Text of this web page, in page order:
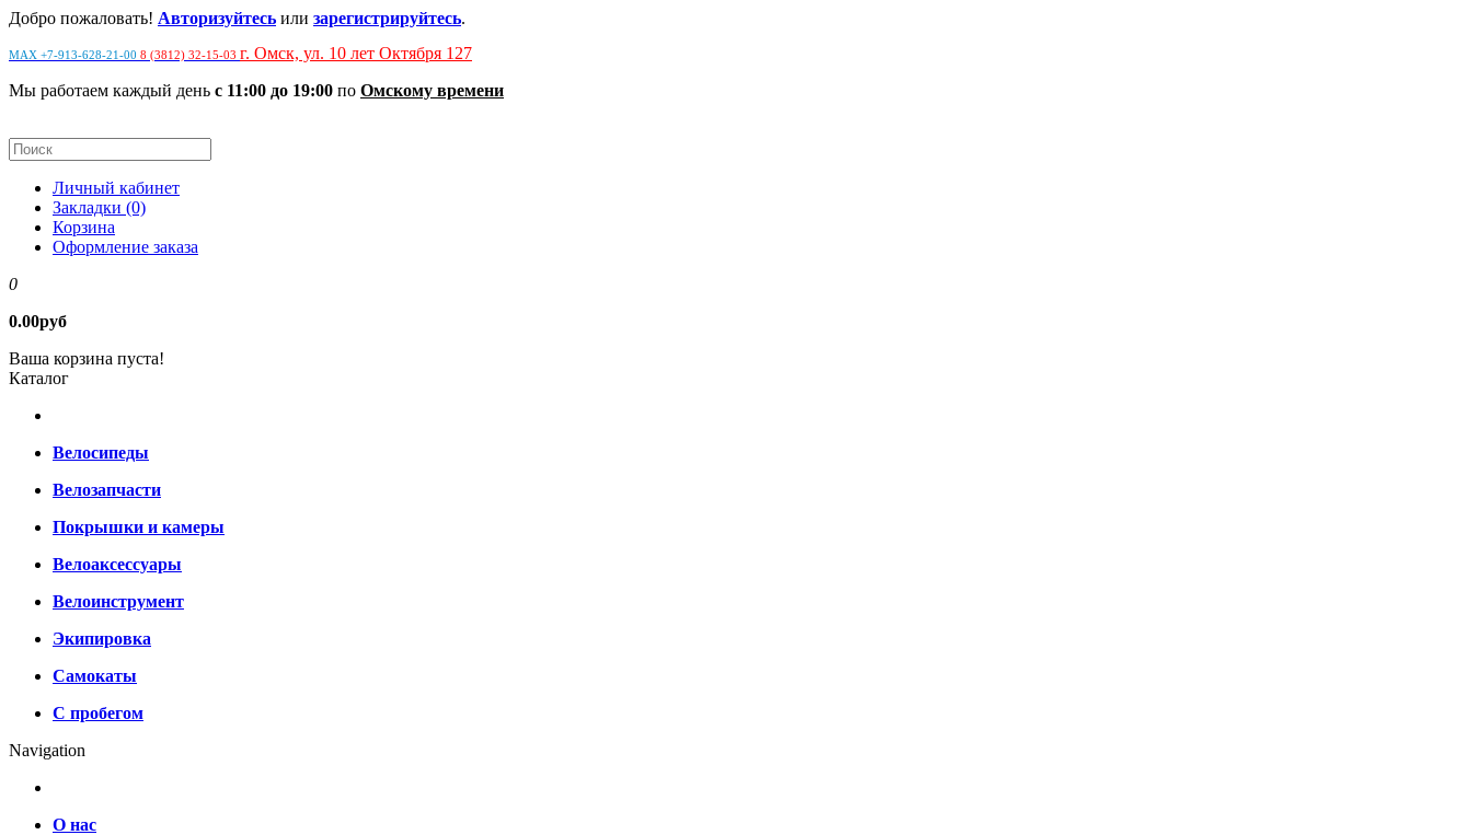
Добро пожаловать! Авторизуйтесь или зарегистрируйтесь.
MAX +7-913-628-21-00 8 (3812) 32-15-03 г. Омск, ул. 10 лет Октября 127
Мы работаем каждый день с 11:00 до 19:00 по Омскому времени
Личный кабинет
Закладки (0)
Корзина
Оформление заказа
0
0.00руб
Ваша корзина пуста!
Каталог
Велосипеды
Велозапчасти
Покрышки и камеры
Велоаксессуары
Велоинструмент
Экипировка
Самокаты
С пробегом
Navigation
О нас